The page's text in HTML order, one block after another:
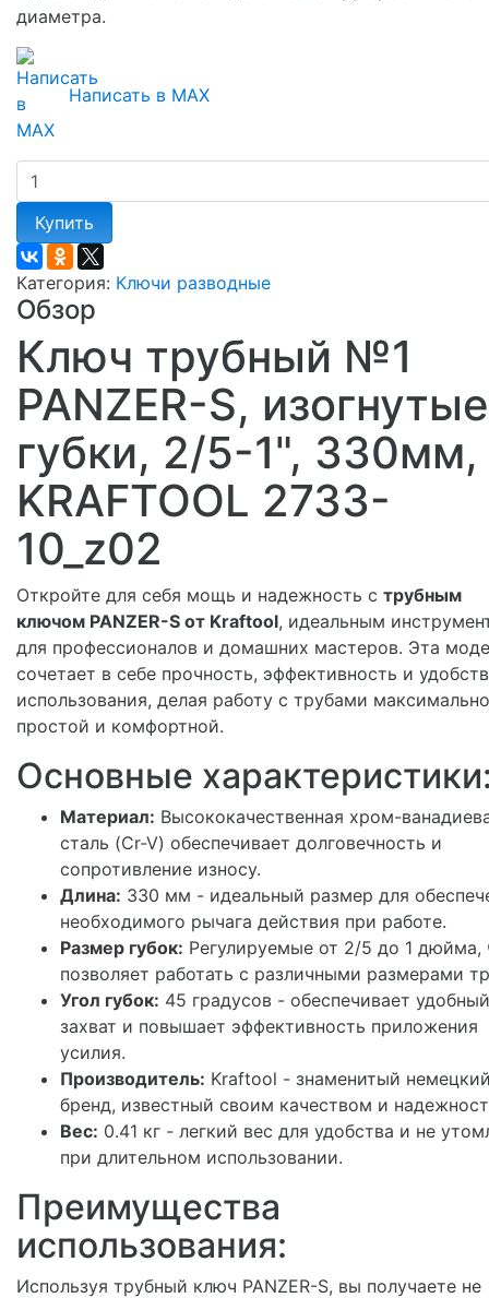
диаметра.
Написать в MAX
Купить
Категория: Ключи разводные
Обзор
Ключ трубный №1
PANZER-S, изогнутые
губки, 2/5-1", 330мм,
KRAFTOOL 2733-
10_z02
Откройте для себя мощь и надежность с трубным
ключом PANZER-S от Kraftool, идеальным
для профессионалов и домашних мастеров. Эта
сочетает в себе прочность, эффективность и
использования, делая работу с трубами максимально
простой и комфортной.
Основные
Материал: Высококачественная хром-
сталь (Cr-V) обеспечивает долговечность и
сопротивление износу.
Длина: 330 мм - идеальный размер для
необходимого рычага действия при работе.
Размер губок: Регулируемые от 2/5 до 1 дюйма,
позволяет работать с различными размерами
Угол губок: 45 градусов - обеспечивает удобный
захват и повышает эффективность приложения
усилия.
Производитель: Kraftool - знаменитый
бренд, известный своим качеством и
Вес: 0.41 кг - легкий вес для удобства и не
при длительном использовании.
Преимущества
использования:
Используя трубный ключ PANZER-S, вы получаете не